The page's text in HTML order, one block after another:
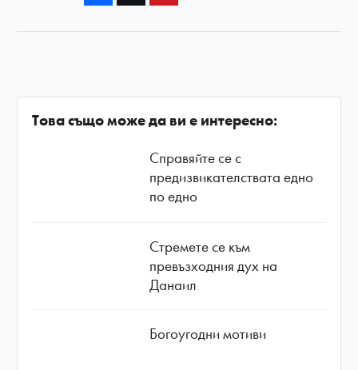
Това също може да ви е интересно:
Справяйте се с
предизвикателствата едно
по едно
Стремете се към
превъзходния дух на
Данаил
Богоугодни мотиви